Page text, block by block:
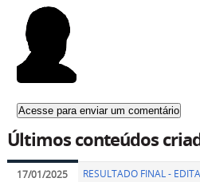
Últimos conteúdos
17/01/2025 RESULTADO FINAL -